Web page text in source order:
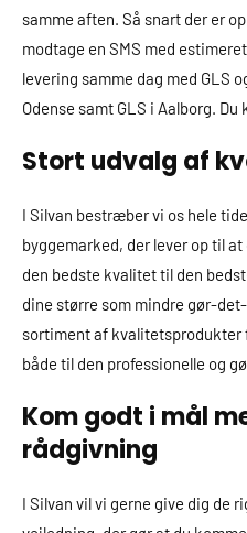
samme aften. Så snart der er
modtage en SMS med
levering samme dag med GLS
Odense samt GLS i Aalborg.
Stort udvalg af
I Silvan bestræber vi os hele
byggemarked, der lever op til
den bedste kvalitet til den
dine større som mindre gør-
sortiment af
både til den professionelle og
Kom godt i mål
rådgivning
I Silvan vil vi gerne give dig de